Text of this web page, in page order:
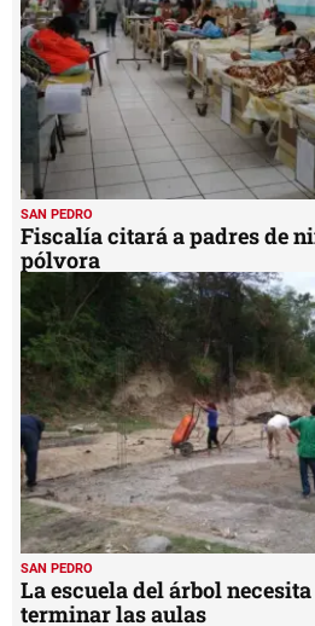
SAN PEDRO
Fiscalía citará a padres de
pólvora
SAN PEDRO
La escuela del árbol
terminar las aulas